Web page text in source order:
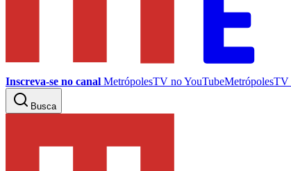
Inscreva-se no canal MetrópolesTV noYouTubeMetrópolesTV
Busca